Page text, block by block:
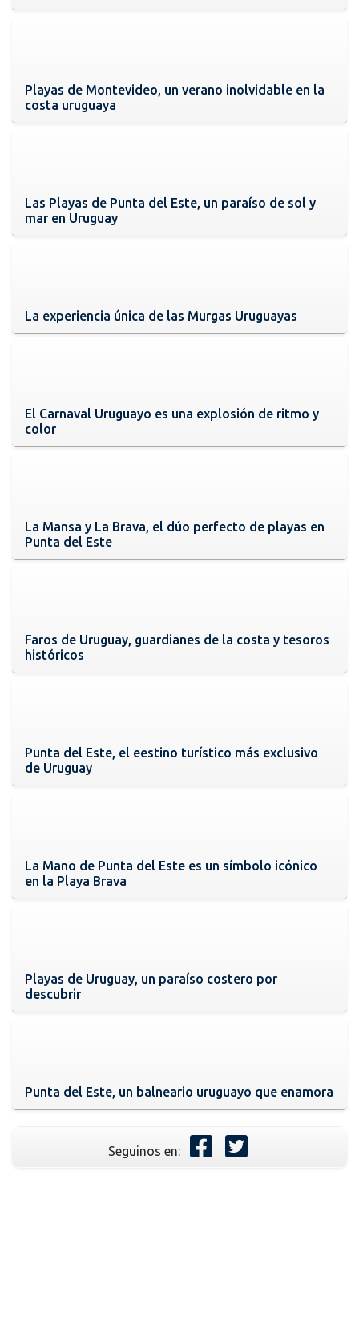
Playas de Montevideo, un verano inolvidable en la
costa uruguaya
Las Playas de Punta del Este, un paraíso de sol y
mar en Uruguay
La experiencia única de las Murgas Uruguayas
El Carnaval Uruguayo es una explosión de ritmo y
color
La Mansa y La Brava, el dúo perfecto de playas en
Punta del Este
Faros de Uruguay, guardianes de la costa y tesoros
históricos
Punta del Este, el eestino turístico más exclusivo
de Uruguay
La Mano de Punta del Este es un símbolo icónico
en la Playa Brava
Playas de Uruguay, un paraíso costero por
descubrir
Punta del Este, un balneario uruguayo que enamora
Seguinos en: